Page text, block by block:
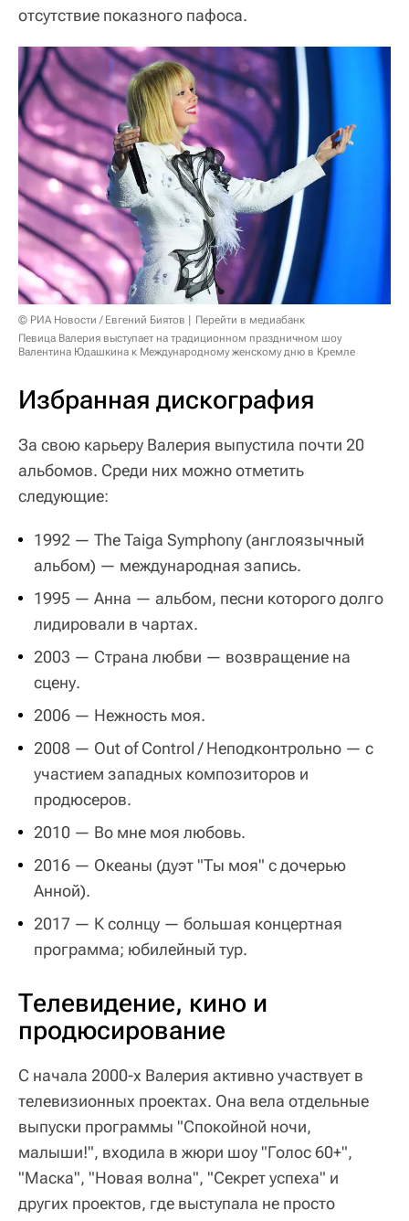
отсутствие показного пафоса.
© РИА Новости / Евгений Биятов
Перейти в медиабанк
Певица Валерия выступает на традиционном праздничном шоу
Валентина Юдашкина к Международному женскому дню в Кремле
Избранная дискография
За свою карьеру Валерия выпустила почти 20
альбомов. Среди них можно отметить
следующие:
1992 — The Taiga Symphony (англоязычный
альбом) — международная запись.
1995 — Анна — альбом, песни которого долго
лидировали в чартах.
2003 — Страна любви — возвращение на
сцену.
2006 — Нежность моя.
2008 — Out of Control / Неподконтрольно — с
участием западных композиторов и
продюсеров.
2010 — Во мне моя любовь.
2016 — Океаны (дуэт "Ты моя" с дочерью
Анной).
2017 — К солнцу — большая концертная
программа; юбилейный тур.
Телевидение, кино и
продюсирование
С начала 2000-х Валерия активно участвует в
телевизионных проектах. Она вела отдельные
выпуски программы "Спокойной ночи,
малыши!", входила в жюри шоу "Голос 60+",
"Маска", "Новая волна", "Секрет успеха" и
других проектов, где выступала не просто